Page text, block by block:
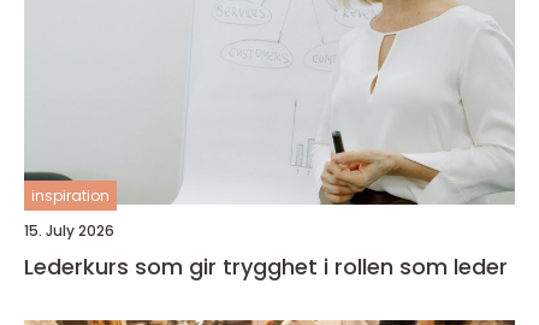
inspiration
15. July 2026
Lederkurs som gir trygghet i rollen som leder